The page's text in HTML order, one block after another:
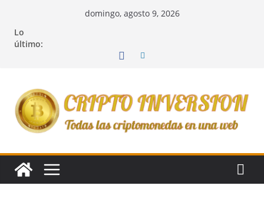
contenido
domingo, agosto 9, 2026
Lo
último: